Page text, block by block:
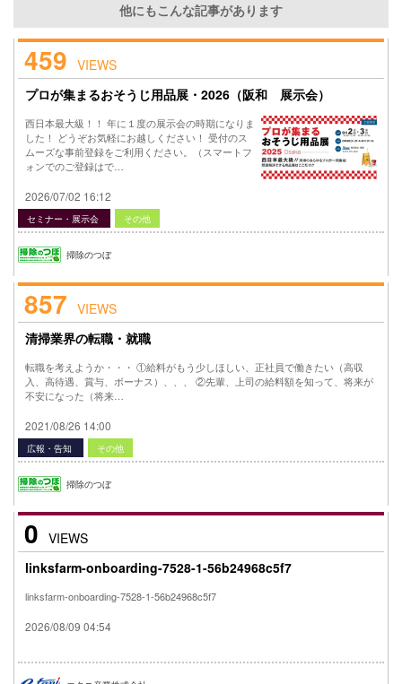
他にもこんな記事があります
459 VIEWS
プロが集まるおそうじ用品展・2026（阪和 展示会）
西日本最大級！！ 年に１度の展示会の時期になりま
した！ どうぞお気軽にお越しください！ 受付のス
ムーズな事前登録をご利用ください。（スマートフ
ォンでのご登録はで…
2026/07/02 16:12
セミナー・展示会 その他
掃除のつぼ
857 VIEWS
清掃業界の転職・就職
転職を考えようか・・・ ①給料がもう少しほしい、正社員で働きたい（高収
入、高待遇、賞与、ボーナス）、、、 ②先輩、上司の給料額を知って、将来が
不安になった（将来…
2021/08/26 14:00
広報・告知 その他
掃除のつぼ
0 VIEWS
linksfarm-onboarding-7528-1-56b24968c5f7
linksfarm-onboarding-7528-1-56b24968c5f7
2026/08/09 04:54